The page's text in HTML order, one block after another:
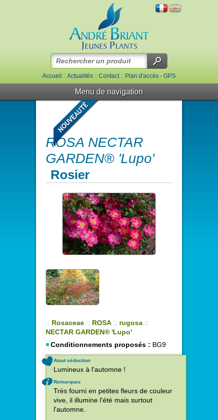
Accueil::Actualités::Contact::Plan d'accès - GPS
Menu de navigation
ROSA NECTAR
GARDEN® 'Lupo'
Rosier
:: Rosaceae :: ROSA :: rugosa ::
NECTAR GARDEN® 'Lupo'
Conditionnements proposés : BG9
Atout séduction
Lumineux à l'automne !
Remarques
Très fourni en petites fleurs de couleur
vive, il illumine l'été mais surtout
l'automne.